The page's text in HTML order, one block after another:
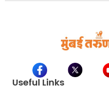
Useful Links